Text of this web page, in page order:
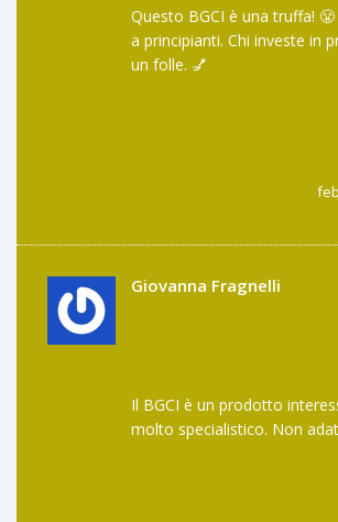
Questo BGCI è una truffa!
a principianti. Chi investe in
un folle. 💅
Giovanna Fragnelli
Il BGCI è un prodotto
molto specialistico. Non